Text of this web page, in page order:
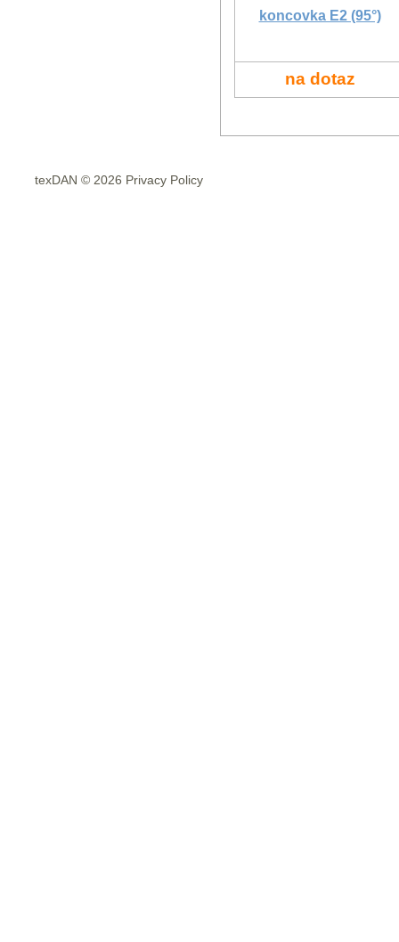
koncovka E2 (95°)
na dotaz
texDAN © 2026 Privacy Policy